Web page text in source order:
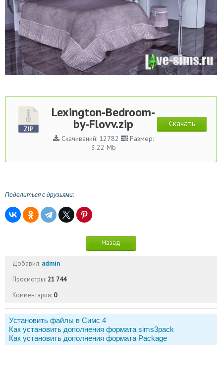
Lexington-Bedroom-
by-Flovv.zip
Скачиваний: 12782
Размер:
3.22 Mb
Скачать
Поделиться с друзьями:
Назад
Добавил: admin
Просмотры: 21 744
Комментарии: 0
Установить файлы в Симс 4
Как установить дополнения формата sims3pack
Как установить дополнения формата Package